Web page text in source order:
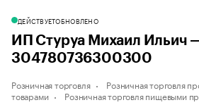
ДЕЙСТВУЕТОБНОВЛЕНО
ИП Стуруа Михаил Ильич
304780736300300
Розничная торговля
Розничная торговля
товарами
Розничная торговля пищевыми